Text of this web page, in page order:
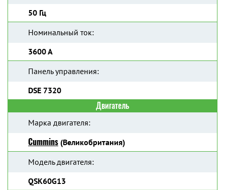
50 Гц
Номинальный ток:
3600 А
Панель управления:
DSE 7320
Двигатель
Марка двигателя:
Cummins (Великобритания)
Модель двигателя:
QSK60G13